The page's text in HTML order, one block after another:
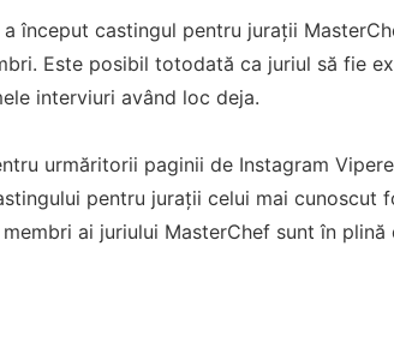
început castingul pentru jurații
Este posibil totodată ca juriul să fie
interviuri având loc deja.
urmăritorii paginii de Instagram
pentru jurații celui mai cunoscut
ai juriului MasterChef sunt în plină